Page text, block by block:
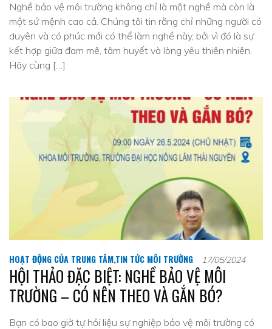
Nghề bảo vệ môi trường không chỉ là một nghề mà còn là
một sứ mệnh cao cả. Chúng tôi tin rằng chỉ những người có
duyên và có phúc mới có thể làm nghề này, bởi vì đó là sự
kết hợp giữa đam mê, tâm huyết và lòng yêu thiên nhiên.
Hãy cùng […]
HOẠT ĐỘNG CỦA TRUNG TÂM,TIN TỨC MÔI TRƯỜNG 17/05/2024
HỘI THẢO ĐẶC BIỆT: NGHỀ BẢO VỆ MÔI
TRƯỜNG – CÓ NÊN THEO VÀ GẮN BÓ?
Bạn có bao giờ tự hỏi liệu sự nghiệp bảo vệ môi trường có